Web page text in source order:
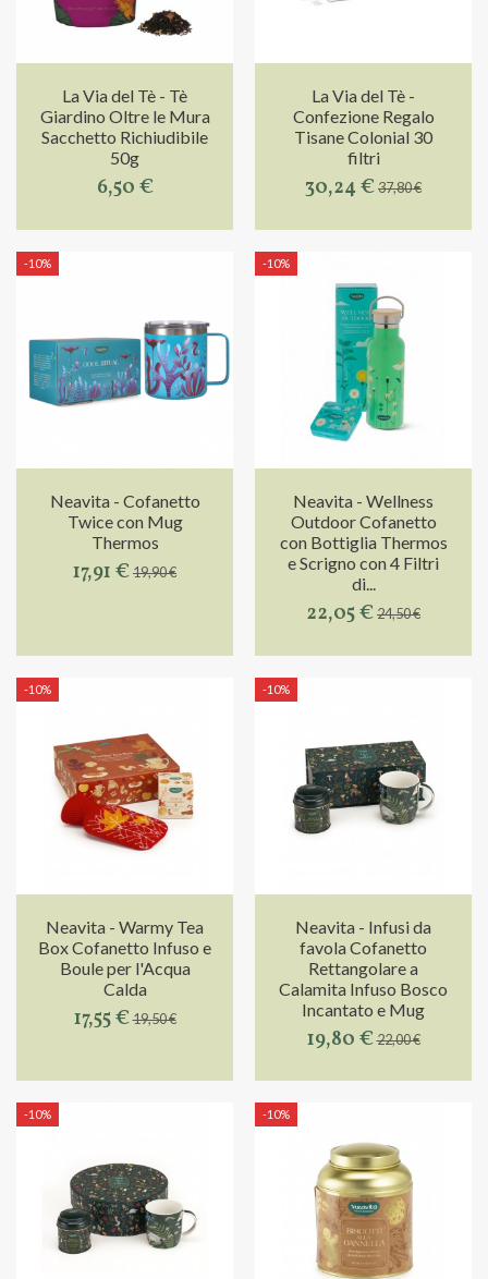
La Via del Tè - Tè
Giardino Oltre le Mura
Sacchetto Richiudibile
50g
6,50 €
La Via del Tè -
Confezione Regalo
Tisane Colonial 30
filtri
30,24 €37,80 €
-10%
Neavita - Cofanetto
Twice con Mug
Thermos
17,91 €19,90 €
-10%
Neavita - Wellness
Outdoor Cofanetto
con Bottiglia Thermos
e Scrigno con 4 Filtri
di...
22,05 €24,50 €
-10%
Neavita - Warmy Tea
Box Cofanetto Infuso e
Boule per l'Acqua
Calda
17,55 €19,50 €
-10%
Neavita - Infusi da
favola Cofanetto
Rettangolare a
Calamita Infuso Bosco
Incantato e Mug
19,80 €22,00 €
-10% -10%